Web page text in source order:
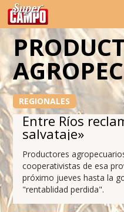
Temas de hoy
REGIONALES
Entre Ríos
salvataje»
Productores
cooperativistas de esa
próximo jueves hasta la
"rentablidad perdida".